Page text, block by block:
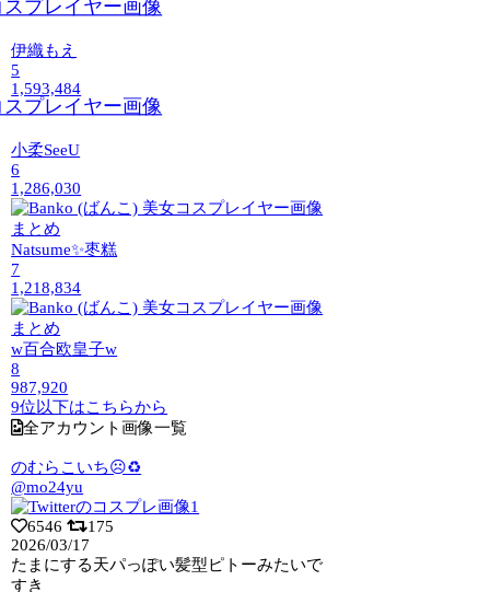
伊織もえ
5
1,593,484
小柔SeeU
6
1,286,030
Natsume✨枣糕
7
1,218,834
w百合欧皇子w
8
987,920
9位以下はこちらから
全アカウント画像一覧
のむらこいち☹️♻️
@mo24yu
6546
175
2026/03/17
たまにする天パっぽい髪型ピトーみたいで
すき